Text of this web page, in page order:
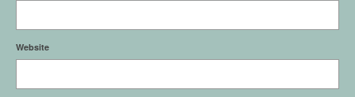
Website